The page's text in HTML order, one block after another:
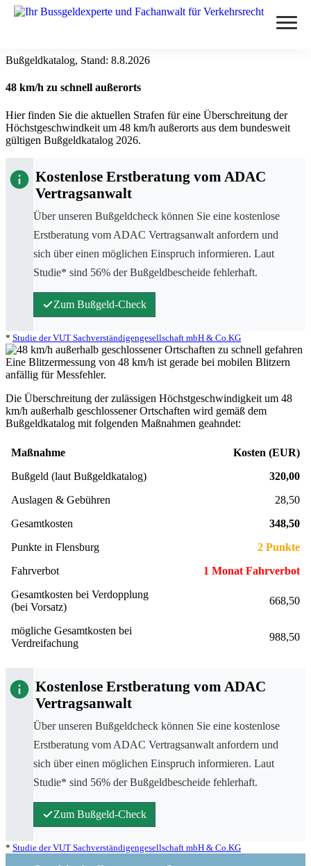
Verstöße
Abstand nicht eingehalten
Geschwindigkeitsüberschreitung
Handy am Steuer
Rote Ampel überfahren
Anhörung im Bußgeldverfahren
Fahrerflucht
Fahrverbot
Illegale Autorennen
Zeugenfragebogen
Paragraphen
§ 24 StVG
§ 25 StVG
§ 28 StVG
§ 49 StVO
§ 315 StGB
§ 55 OWiG
Messverfahren
ESO ES 8.0
PoliScan Speed
TraffiStar S350
Blog
Verkehrsunfälle
Änderungen 2025
Blitzer
A3 - Solingen
Berlin - Schönhauser Allee
Bremen - Lloydstraße
Köln - Aachener Straße
Zum Bußgeldcheck
Bußgeldkatalog, Stand: 8.8.2026
48 km/h zu schnell außerorts
Hier finden Sie die aktuellen Strafen für eine Überschreitung der
Höchstgeschwindkeit um 48 km/h außerorts aus dem bundesweit
gültigen Bußgeldkatalog 2026.
Kostenlose Erstberatung vom ADAC
Vertragsanwalt
Über unseren Bußgeldcheck können Sie eine kostenlose
Erstberatung vom ADAC Vertragsanwalt anfordern und
sich über einen möglichen Einspruch informieren. Laut
Studie* sind 56% der Bußgeldbescheide fehlerhaft.
Zum Bußgeld-Check
* Studie der VUT Sachverständigengesellschaft mbH & Co.KG
Eine Blitzermessung von 48 km/h ist gerade bei mobilen Blitzern
anfällig für Messfehler.
Die Überschreitung der zulässigen Höchstgeschwindigkeit um 48
km/h außerhalb geschlossener Ortschaften wird gemäß dem
Bußgeldkatalog mit folgenden Maßnahmen geahndet:
Maßnahme
Kosten (EUR)
Bußgeld (laut Bußgeldkatalog)
320,00
Auslagen & Gebühren
28,50
Gesamtkosten
348,50
Punkte in Flensburg
2 Punkte
Fahrverbot
1 Monat Fahrverbot
Gesamtkosten bei Verdopplung
(bei Vorsatz)
668,50
mögliche Gesamtkosten bei
Verdreifachung
988,50
Kostenlose Erstberatung vom ADAC
Vertragsanwalt
Über unseren Bußgeldcheck können Sie eine kostenlose
Erstberatung vom ADAC Vertragsanwalt anfordern und
sich über einen möglichen Einspruch informieren. Laut
Studie* sind 56% der Bußgeldbescheide fehlerhaft.
Zum Bußgeld-Check
* Studie der VUT Sachverständigengesellschaft mbH & Co.KG